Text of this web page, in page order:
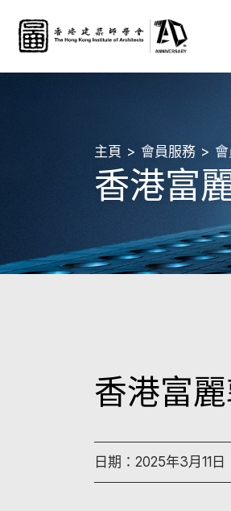
主頁 會員服務 會
香港富
香港富
日期：2025年3月11日